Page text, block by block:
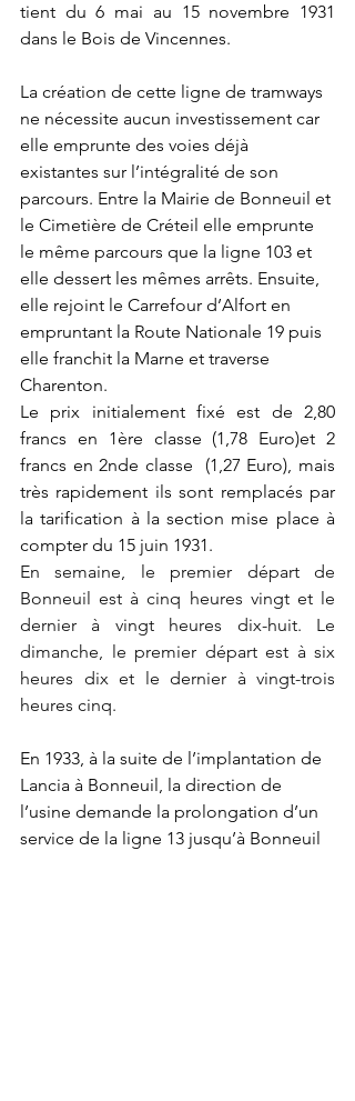
tient du 6 mai au 15 novembre 1931
dans le Bois de Vincennes.
La création de cette ligne de tramways
ne nécessite aucun investissement car
elle emprunte des voies déjà
existantes sur l’intégralité de son
parcours. Entre la Mairie de Bonneuil et
le Cimetière de Créteil elle emprunte
le même parcours que la ligne 103 et
elle dessert les mêmes arrêts. Ensuite,
elle rejoint le Carrefour d’Alfort en
empruntant la Route Nationale 19 puis
elle franchit la Marne et traverse
Charenton.
Le prix initialement fixé est de 2,80
francs en 1ère classe (1,78 Euro)et 2
francs en 2nde classe  (1,27 Euro), mais
très rapidement ils sont remplacés par
la tarification à la section mise place à
compter du 15 juin 1931.
En semaine, le premier départ de
Bonneuil est à cinq heures vingt et le
dernier à vingt heures dix-huit. Le
dimanche, le premier départ est à six
heures dix et le dernier à vingt-trois
heures cinq.
En 1933, à la suite de l’implantation de
Lancia à Bonneuil, la direction de
l’usine demande la prolongation d’un
service de la ligne 13 jusqu’à Bonneuil